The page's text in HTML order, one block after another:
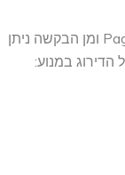
גוגל הגישה בקשה לפטנט על שיטת ה- Page Rank ומן הבקשה ניתן
במנוע: